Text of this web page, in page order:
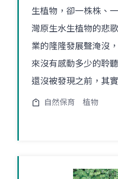
生植物，卻一株株、
灣原生水生植物的悲
業的隆隆發展聲淹沒
來沒有感動多少的聆
還沒被發現之前，其
自然保育 植物